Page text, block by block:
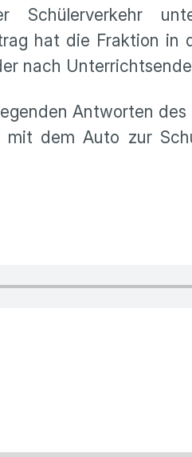
hat die Fraktion
nach
Antworten
dem Auto zur